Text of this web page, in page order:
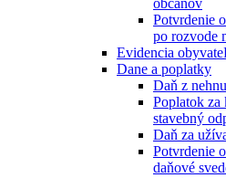
občanov
Potvrdenie
po rozvode
Evidencia
Dane a poplatky
Daň z
Poplatok za
stavebný
Daň za
Potvrdenie
daňové